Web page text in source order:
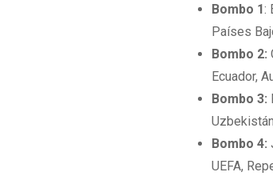
Bombo 1:
Países
Bombo 2:
Ecuador,
Bombo 3:
Bombo 4:
UEFA,